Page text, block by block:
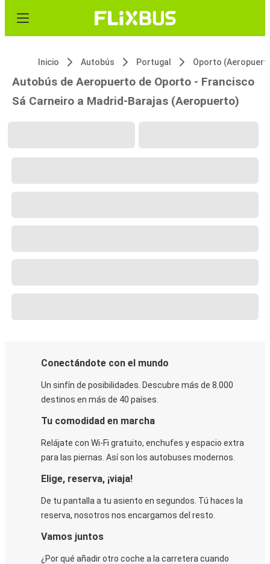
Inicio Autobús Portugal Oporto
Autobús de Aeropuerto de Oporto - Francisco
Sá Carneiro a Madrid-Barajas (Aeropuerto)
Conectándote con el mundo
Un sinfín de posibilidades. Descubre más de 8.000
destinos en más de 40 países.
Tu comodidad en marcha
Relájate con Wi-Fi gratuito, enchufes y espacio extra
para las piernas. Así son los autobuses modernos.
Elige, reserva, ¡viaja!
De tu pantalla a tu asiento en segundos. Tú haces la
reserva, nosotros nos encargamos del resto.
Vamos juntos
¿Por qué añadir otro coche a la carretera cuando